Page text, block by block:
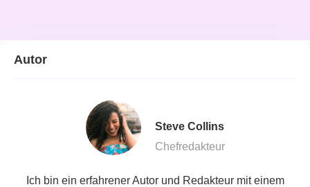
Autor
Steve Collins
Chefredakteur
Ich bin ein erfahrener Autor und Redakteur mit einem